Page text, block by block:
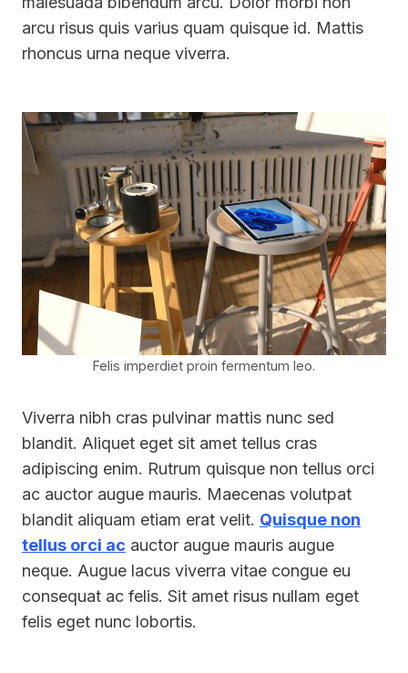
arcu risus quis varius quam quisque id. Mattis
rhoncus urna neque viverra.
Felis imperdiet proin fermentum leo.
Viverra nibh cras pulvinar mattis nunc sed
blandit. Aliquet eget sit amet tellus cras
adipiscing enim. Rutrum quisque non tellus orci
ac auctor augue mauris. Maecenas volutpat
blandit aliquam etiam erat velit. Quisque non
tellus orci ac auctor augue mauris augue
neque. Augue lacus viverra vitae congue eu
consequat ac felis. Sit amet risus nullam eget
felis eget nunc lobortis.